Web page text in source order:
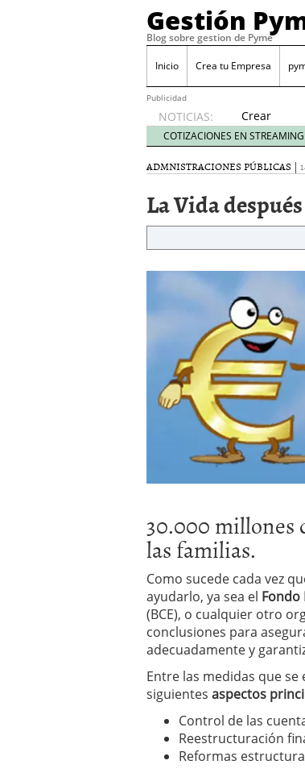
Gestión
Blog sobre gestion de Pyme
Inicio Crea tu Empresa
Publicidad
NOTICIAS:
Crear
empresa
online vs
proceso
ventajas
reales
para
Sobres de
septiembre
Cómo
Los CRM:
Reubicación
errores abril
COTIZACIONES EN STREAMING
ADMNISTRACIONES PÚBLICAS |
La Vida
30.000 millones
las familias.
Como sucede cada vez
ayudarlo, ya sea el
(BCE), o cualquier otro
conclusiones para
adecuadamente y
Entre las medidas que
siguientes aspectos
Control de las
Reestructuración
Reformas